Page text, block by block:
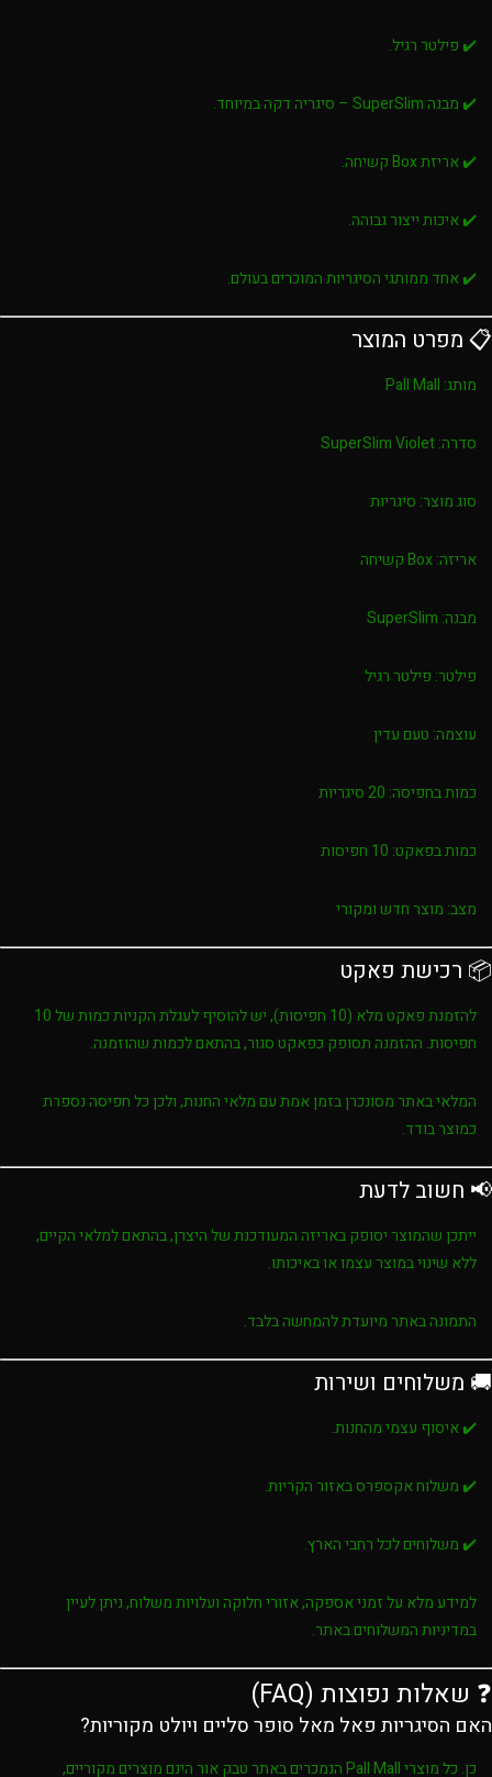
✔️ פילטר רגיל.
✔️ מבנה SuperSlim – סיגריה דקה במיוחד.
✔️ אריזת Box קשיחה.
✔️ איכות ייצור גבוהה.
✔️ אחד ממותגי הסיגריות המוכרים בעולם.
📋 מפרט המוצר
מותג:
סדרה:
סוג מוצר: סיגריות
אריזה:
מבנה:
פילטר: פילטר רגיל
עוצמה: טעם עדין
כמות בחפיסה:
כמות בפאקט:
מצב: מוצר חדש ומקורי
📦 רכישת פאקט
להזמנת פאקט מלא (10 חפיסות), יש להוסיף לעגלת הקניות כמות של
10
חפיסות. ההזמנה תסופק כפאקט סגור, בהתאם לכמות שהוזמנה.
המלאי באתר מסונכרן בזמן אמת עם מלאי החנות, ולכן כל חפיסה נספרת
כמוצר בודד.
📢 חשוב לדעת
ייתכן שהמוצר יסופק באריזה המעודכנת של היצרן, בהתאם למלאי הקיים,
ללא שינוי במוצר עצמו או באיכותו.
התמונה באתר מיועדת להמחשה בלבד.
🚚 משלוחים ושירות
✔️ איסוף עצמי מהחנות.
✔️ משלוח אקספרס באזור הקריות.
✔️ משלוחים לכל רחבי הארץ.
למידע מלא על זמני אספקה, אזורי חלוקה ועלויות משלוח, ניתן לעיין
במדיניות המשלוחים באתר.
❓ שאלות נפוצות (FAQ)
האם הסיגריות פאל מאל סופר סליים ויולט מקוריות?
כן. כל מוצריPall Mallהנמכרים באתרטבק אורהינם מוצרים מקוריים,